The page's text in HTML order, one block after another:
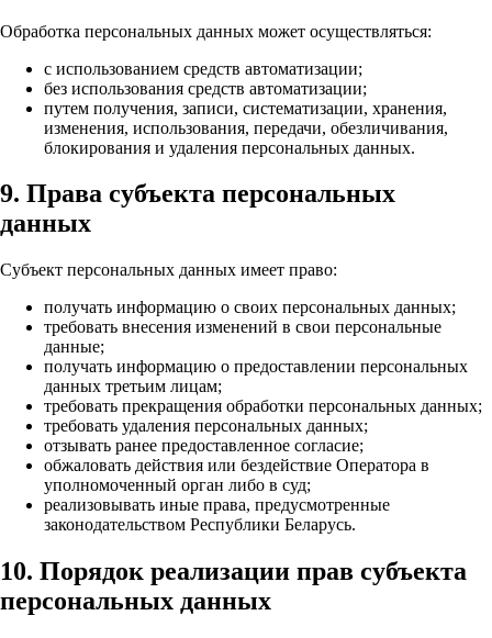
Обработка персональных данных может осуществляться:
с использованием средств автоматизации;
без использования средств автоматизации;
путем получения, записи, систематизации, хранения,
изменения, использования, передачи, обезличивания,
блокирования и удаления персональных данных.
9. Права субъекта персональных
данных
Субъект персональных данных имеет право:
получать информацию о своих персональных данных;
требовать внесения изменений в свои персональные
данные;
получать информацию о предоставлении персональных
данных третьим лицам;
требовать прекращения обработки персональных данных;
требовать удаления персональных данных;
отзывать ранее предоставленное согласие;
обжаловать действия или бездействие Оператора в
уполномоченный орган либо в суд;
реализовывать иные права, предусмотренные
законодательством Республики Беларусь.
10. Порядок реализации прав субъекта
персональных данных